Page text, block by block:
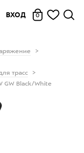
ВХОД 0
трасс
GW Black/White